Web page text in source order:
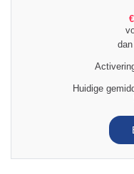
€
dan
Huidige